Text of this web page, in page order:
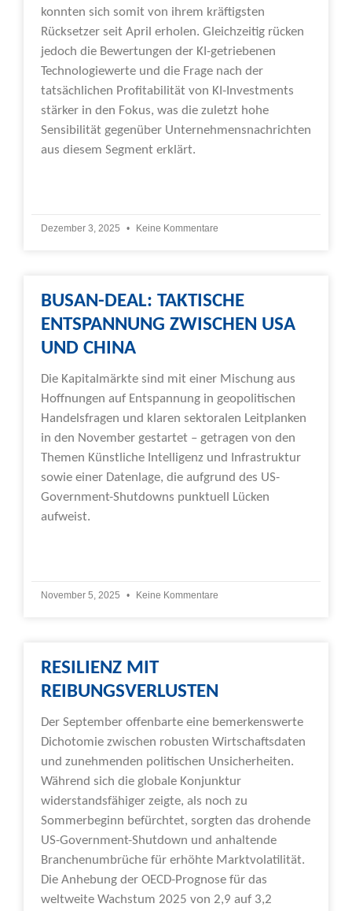
konnten sich somit von ihrem kräftigsten
Rücksetzer seit April erholen. Gleichzeitig rücken
jedoch die Bewertungen der KI-getriebenen
Technologiewerte und die Frage nach der
tatsächlichen Profitabilität von KI-Investments
stärker in den Fokus, was die zuletzt hohe
Sensibilität gegenüber Unternehmensnachrichten
aus diesem Segment erklärt.
Dezember 3, 2025 Keine Kommentare
BUSAN-DEAL: TAKTISCHE
ENTSPANNUNG ZWISCHEN USA
UND CHINA
Die Kapitalmärkte sind mit einer Mischung aus
Hoffnungen auf Entspannung in geopolitischen
Handelsfragen und klaren sektoralen Leitplanken
in den November gestartet – getragen von den
Themen Künstliche Intelligenz und Infrastruktur
sowie einer Datenlage, die aufgrund des US-
Government-Shutdowns punktuell Lücken
aufweist.
November 5, 2025 Keine Kommentare
RESILIENZ MIT
REIBUNGSVERLUSTEN
Der September offenbarte eine bemerkenswerte
Dichotomie zwischen robusten Wirtschaftsdaten
und zunehmenden politischen Unsicherheiten.
Während sich die globale Konjunktur
widerstandsfähiger zeigte, als noch zu
Sommerbeginn befürchtet, sorgten das drohende
US-Government-Shutdown und anhaltende
Branchenumbrüche für erhöhte Marktvolatilität.
Die Anhebung der OECD-Prognose für das
weltweite Wachstum 2025 von 2,9 auf 3,2